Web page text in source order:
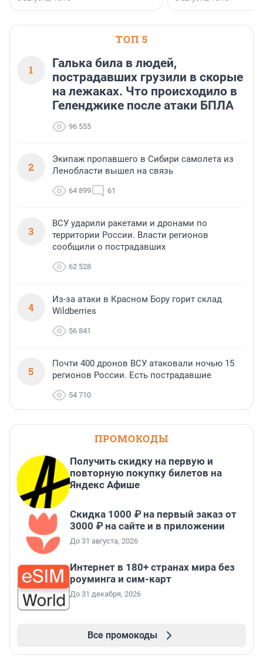
предпринимателей. Будь то новый
или готовый арендный бизнес —
успех сделки зависит от правильного
ТОП 5
1
Галька била в людей,
пострадавших грузили в скорые
на лежаках. Что происходило в
Геленджике после атаки БПЛА
96 555
2
Экипаж пропавшего в Сибири самолета из
Ленобласти вышел на связь
64 899 61
3
ВСУ ударили ракетами и дронами по
территории России. Власти регионов
сообщили о пострадавших
62 528
4
Из-за атаки в Красном Бору горит склад
Wildberries
56 841
5
Почти 400 дронов ВСУ атаковали ночью 15
регионов России. Есть пострадавшие
54 710
ПРОМОКОДЫ
Получить скидку на первую и
повторную покупку билетов на
Яндекс Афише
Скидка 1000 ₽ на первый заказ от
3000 ₽ на сайте и в приложении
До 31 августа, 2026
Интернет в 180+ странах мира без
роуминга и сим-карт
До 31 декабря, 2026
Все промокоды